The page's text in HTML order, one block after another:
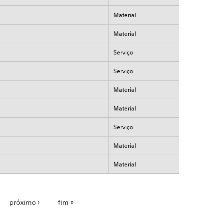
Material
Material
Serviço
Serviço
Material
Material
Serviço
Material
Material
próximo › fim »